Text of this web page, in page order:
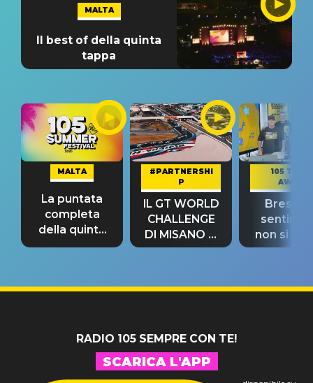
MALTA
Il best of della quinta
tappa
MALTA
La puntata
completa
della quinta
tappa
#PARTNERSHI
P
IL GT WORLD
CHALLENGE
DI MISANO si
riconferma
105 TAKE
AWAY
Bresh:
non si
fino alla
RADIO 105 SEMPRE CON TE!
SCARICA L'APP